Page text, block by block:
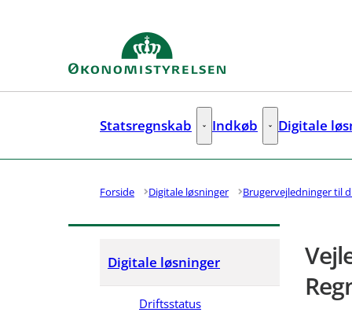
Statsregnskab Statsregnskab - Flere links
Indkøb Indkøb - Flere
Digitale
Forside Digitale løsninger Brugervejledninger til
Digitale løsninger
Driftsstatus